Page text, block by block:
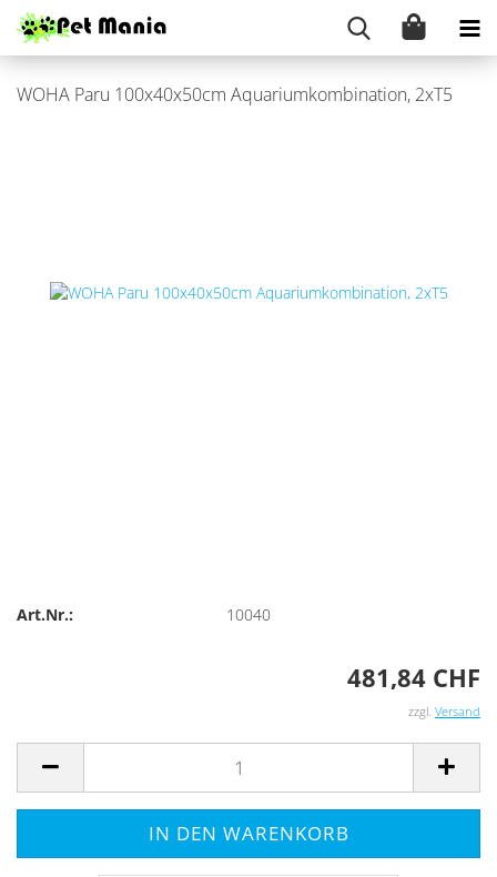
WOHA Paru 100x40x50cm Aqua­ri­um­kom­bi­na­ti­on, 2xT5
Art.Nr.: 10040
481,84 CHF
zzgl. Versand